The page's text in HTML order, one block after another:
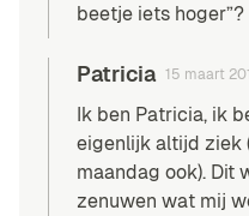
beetje iets hoger”?
Patricia 15 maart
Ik ben Patricia, ik
eigenlijk altijd ziek
maandag ook). Dit
zenuwen wat mij